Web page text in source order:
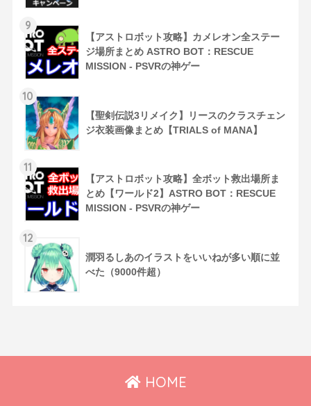
9
【アストロボット攻略】カメレオン全ステー
ジ場所まとめ ASTRO BOT：RESCUE
MISSION - PSVRの神ゲー
10
【聖剣伝説3リメイク】リースのクラスチェン
ジ衣装画像まとめ【TRIALS of MANA】
11
【アストロボット攻略】全ボット救出場所ま
とめ【ワールド2】ASTRO BOT：RESCUE
MISSION - PSVRの神ゲー
12
潤羽るしあのイラストをいいねが多い順に並
べた（9000件超）
HOME